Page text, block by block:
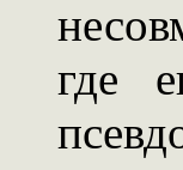
где